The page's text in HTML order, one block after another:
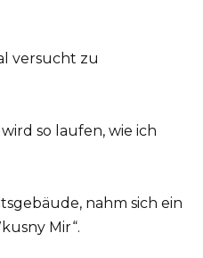
versucht zu
so laufen, wie ich
nahm sich ein
Mir“.